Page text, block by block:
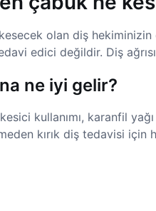
kesecek olan diş
edici değildir. Diş
ne iyi gelir?
kesici kullanımı, karanfil
kırık diş tedavisi için